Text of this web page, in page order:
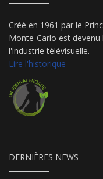
Créé en 1961 par le
Monte-Carlo est
l'industrie télévisuelle.
Lire l'historique
DERNIÈRES NEWS